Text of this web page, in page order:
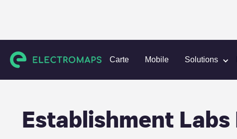
Carte Mobile Solutions
Charging stations Costa Rica Alajuela Unknown city
Establishment Labs